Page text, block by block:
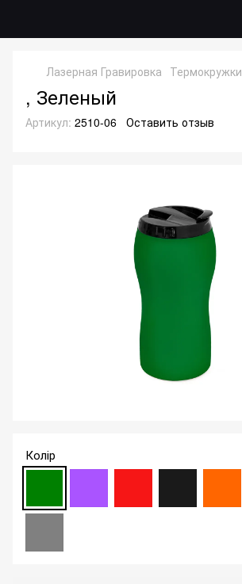
Лазерная Гравировка Термокружки
, Зеленый
Артикул: 2510-06 Оставить отзыв
Колір